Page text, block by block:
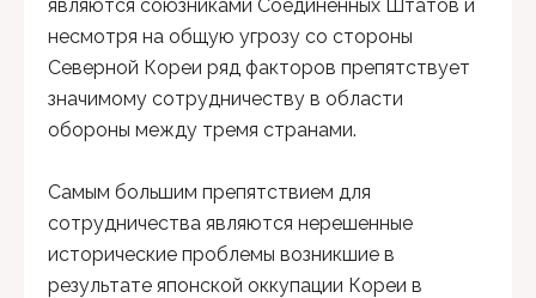
являются союзниками Соединенных Штатов и
несмотря на общую угрозу со стороны
Северной Кореи ряд факторов препятствует
значимому сотрудничеству в области
обороны между тремя странами.
Самым большим препятствием для
сотрудничества являются нерешенные
исторические проблемы возникшие в
результате японской оккупации Кореи в